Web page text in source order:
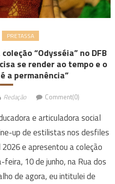
PRETASSA
“Odysséia” no DFB
se render ao tempo e o
a permanência”
Redação Comment(0)
e articuladora social
up de estilistas nos desfiles
e apresentou a coleção
feira, 10 de junho, na Rua dos
de agora, eu intitulei de